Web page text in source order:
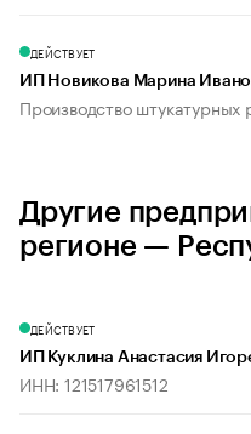
ДЕЙСТВУЕТ
ИП Новикова Марина
Производство штукатурных
Другие
регионе —
ДЕЙСТВУЕТ
ИП Куклина Анастасия
ИНН: 121517961512